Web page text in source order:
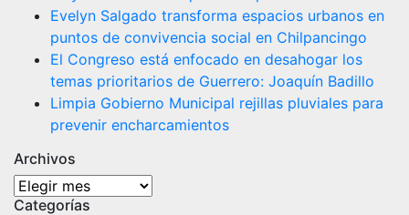
Evelyn Salgado transforma espacios urbanos en
puntos de convivencia social en Chilpancingo
El Congreso está enfocado en desahogar los
temas prioritarios de Guerrero: Joaquín Badillo
Limpia Gobierno Municipal rejillas pluviales para
prevenir encharcamientos
Archivos
Archivos
Categorías